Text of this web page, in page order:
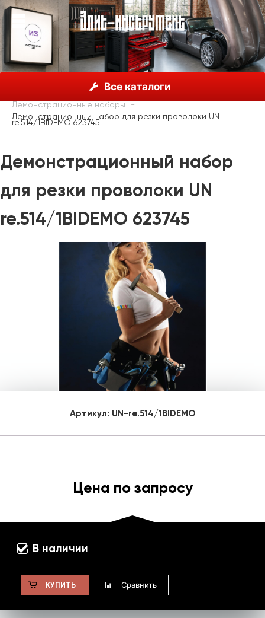
Все каталоги
Unior, Словения
Выставочное и торговое оборудование UNIOR
Демонстрационные наборы
Демонстрационный набор для резки проволоки UN
re.514/1BIDEMO 623745
Демонстрационный набор
для резки проволоки UN
re.514/1BIDEMO 623745
Артикул: UN-re.514/1BIDEMO
Цена по запросу
В наличии
КУПИТЬ Сравнить